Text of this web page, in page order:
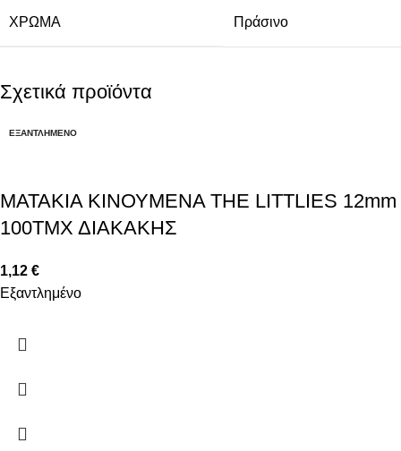
ΧΡΏΜΑ Πράσινο
Σχετικά προϊόντα
ΕΞΑΝΤΛΗΜΈΝΟ
ΜΑΤΑΚΙΑ ΚΙΝΟΥΜΕΝΑ THE LITTLIES 12mm
100ΤΜΧ ΔΙΑΚΑΚΗΣ
1,12 €
Εξαντλημένο